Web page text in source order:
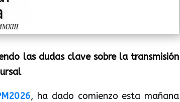
las dudas clave sobre la transmisión
, ha dado comienzo esta mañana